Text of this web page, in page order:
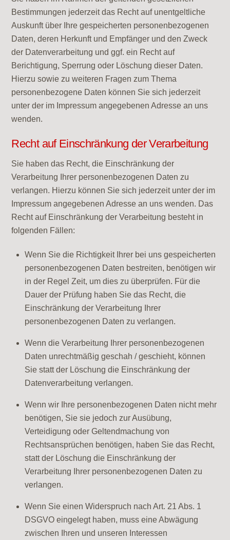
Bestimmungen jederzeit das Recht auf unentgeltliche
Auskunft über Ihre gespeicherten personenbezogenen
Daten, deren Herkunft und Empfänger und den Zweck
der Datenverarbeitung und ggf. ein Recht auf
Berichtigung, Sperrung oder Löschung dieser Daten.
Hierzu sowie zu weiteren Fragen zum Thema
personenbezogene Daten können Sie sich jederzeit
unter der im Impressum angegebenen Adresse an uns
wenden.
Recht auf Einschränkung der Verarbeitung
Sie haben das Recht, die Einschränkung der
Verarbeitung Ihrer personenbezogenen Daten zu
verlangen. Hierzu können Sie sich jederzeit unter der im
Impressum angegebenen Adresse an uns wenden. Das
Recht auf Einschränkung der Verarbeitung besteht in
folgenden Fällen:
Wenn Sie die Richtigkeit Ihrer bei uns gespeicherten
personenbezogenen Daten bestreiten, benötigen wir
in der Regel Zeit, um dies zu überprüfen. Für die
Dauer der Prüfung haben Sie das Recht, die
Einschränkung der Verarbeitung Ihrer
personenbezogenen Daten zu verlangen.
Wenn die Verarbeitung Ihrer personenbezogenen
Daten unrechtmäßig geschah / geschieht, können
Sie statt der Löschung die Einschränkung der
Datenverarbeitung verlangen.
Wenn wir Ihre personenbezogenen Daten nicht mehr
benötigen, Sie sie jedoch zur Ausübung,
Verteidigung oder Geltendmachung von
Rechtsansprüchen benötigen, haben Sie das Recht,
statt der Löschung die Einschränkung der
Verarbeitung Ihrer personenbezogenen Daten zu
verlangen.
Wenn Sie einen Widerspruch nach Art. 21 Abs. 1
DSGVO eingelegt haben, muss eine Abwägung
zwischen Ihren und unseren Interessen